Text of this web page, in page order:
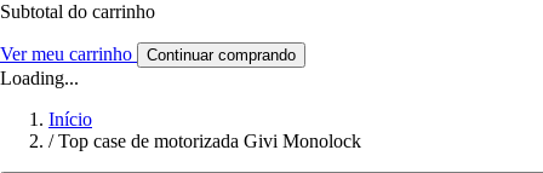
Subtotal do carrinho
Ver meu carrinho Continuar comprando
Loading...
Início
/ Top case de motorizada Givi Monolock